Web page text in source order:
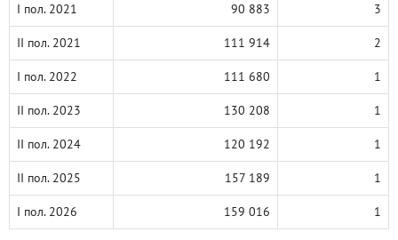
I пол. 2021 90 883 3
II пол. 2021 111 914 2
I пол. 2022 111 680 1
II пол. 2023 130 208 1
II пол. 2024 120 192 1
II пол. 2025 157 189 1
I пол. 2026 159 016 1